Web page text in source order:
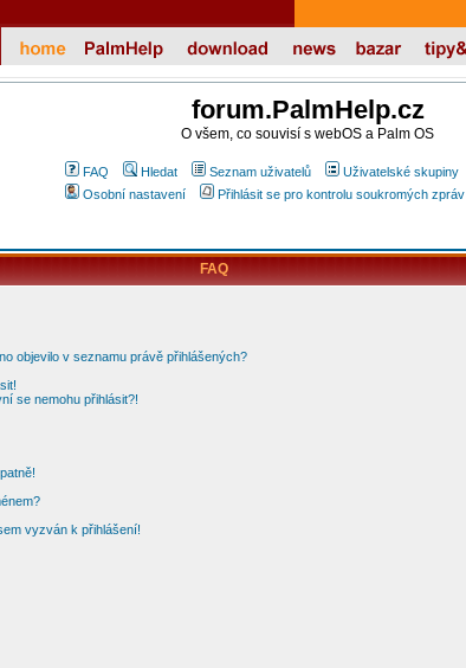
forum.PalmHelp.cz
O všem, co souvisí s webOS a Palm OS
FAQ Hledat Seznam uživatelů Uživatelské skupiny
Osobní nastavení
Přihlásit se pro kontrolu soukromých zpráv
FAQ
objevilo v seznamu právě přihlášených?
se nemohu přihlásit?!
vyzván k přihlášení!